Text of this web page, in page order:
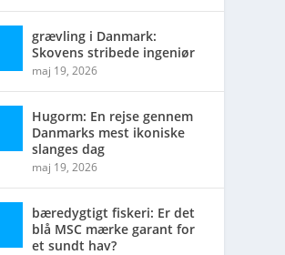
grævling i Danmark:
Skovens stribede ingeniør
maj 19, 2026
Hugorm: En rejse gennem
Danmarks mest ikoniske
slanges dag
maj 19, 2026
bæredygtigt fiskeri: Er det
blå MSC mærke garant for
et sundt hav?